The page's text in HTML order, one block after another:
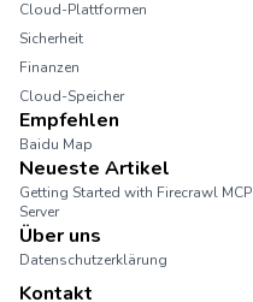
Cloud-Plattformen
Sicherheit
Finanzen
Cloud-Speicher
Empfehlen
Baidu Map
Neueste Artikel
Getting Started with Firecrawl MCP
Server
Über uns
Datenschutzerklärung
Kontakt